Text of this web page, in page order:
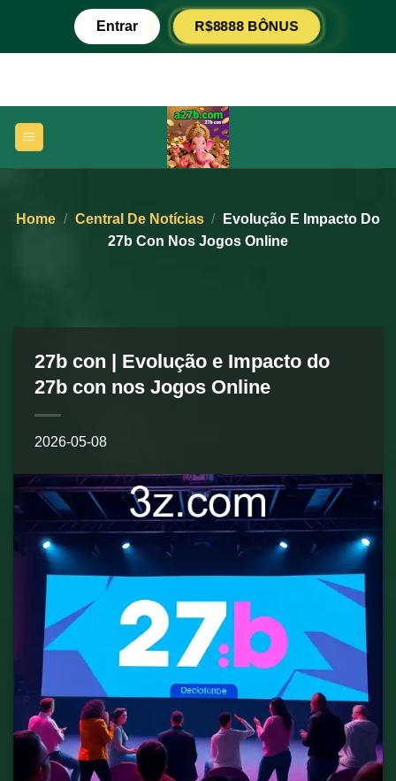
content
Entrar R$8888 BÔNUS
Home / Central De Notícias /
Evolução E Impacto Do
27b Con Nos Jogos Online
27b con | Evolução e Impacto do
27b con nos Jogos Online
2026-05-08